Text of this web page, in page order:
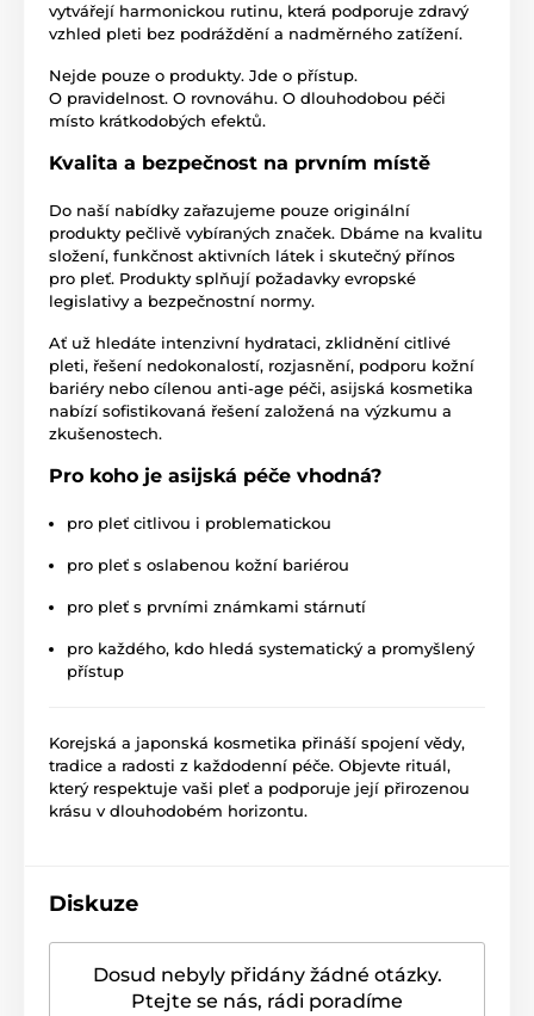
vytvářejí harmonickou rutinu, která podporuje zdravý
vzhled pleti bez podráždění a nadměrného zatížení.
Nejde pouze o produkty. Jde o přístup.
O pravidelnost. O rovnováhu. O dlouhodobou péči
místo krátkodobých efektů.
Kvalita a bezpečnost na prvním místě
Do naší nabídky zařazujeme pouze originální
produkty pečlivě vybíraných značek. Dbáme na kvalitu
složení, funkčnost aktivních látek i skutečný přínos
pro pleť. Produkty splňují požadavky evropské
legislativy a bezpečnostní normy.
Ať už hledáte intenzivní hydrataci, zklidnění citlivé
pleti, řešení nedokonalostí, rozjasnění, podporu kožní
bariéry nebo cílenou anti-age péči, asijská kosmetika
nabízí sofistikovaná řešení založená na výzkumu a
zkušenostech.
Pro koho je asijská péče vhodná?
pro pleť citlivou i problematickou
pro pleť s oslabenou kožní bariérou
pro pleť s prvními známkami stárnutí
pro každého, kdo hledá systematický a promyšlený
přístup
Korejská a japonská kosmetika přináší spojení vědy,
tradice a radosti z každodenní péče. Objevte rituál,
který respektuje vaši pleť a podporuje její přirozenou
krásu v dlouhodobém horizontu.
Diskuze
Dosud nebyly přidány žádné otázky.
Ptejte se nás, rádi poradíme